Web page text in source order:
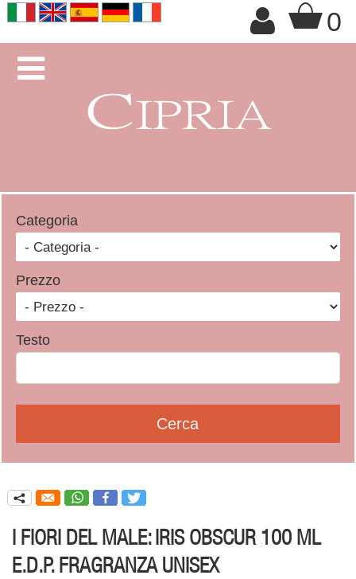
+0


Categoria
Prezzo
Testo
q
I FIORI DEL MALE: IRIS OBSCUR 100 ML
E.D.P. FRAGRANZA UNISEX